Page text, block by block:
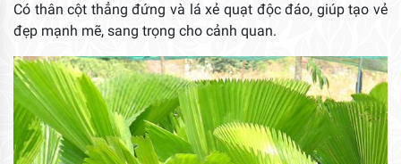
Có thân cột thẳng đứng và lá xẻ quạt độc đáo, giúp tạo vẻ
đẹp mạnh mẽ, sang trọng cho cảnh quan.